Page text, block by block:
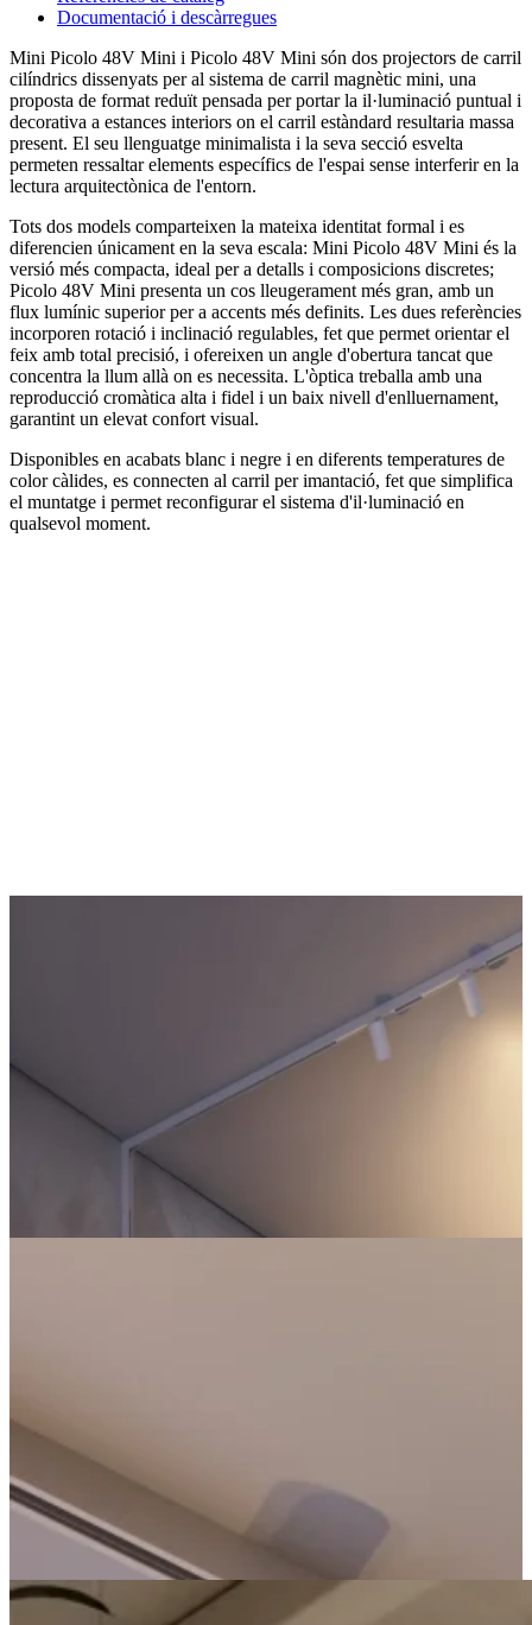
Documentació i descàrregues
Mini Picolo 48V Mini i Picolo 48V Mini són dos projectors de carril
cilíndrics dissenyats per al sistema de carril magnètic mini, una
proposta de format reduït pensada per portar la il·luminació puntual i
decorativa a estances interiors on el carril estàndard resultaria massa
present. El seu llenguatge minimalista i la seva secció esvelta
permeten ressaltar elements específics de l'espai sense interferir en la
lectura arquitectònica de l'entorn.
Tots dos models comparteixen la mateixa identitat formal i es
diferencien únicament en la seva escala: Mini Picolo 48V Mini és la
versió més compacta, ideal per a detalls i composicions discretes;
Picolo 48V Mini presenta un cos lleugerament més gran, amb un
flux lumínic superior per a accents més definits. Les dues referències
incorporen rotació i inclinació regulables, fet que permet orientar el
feix amb total precisió, i ofereixen un angle d'obertura tancat que
concentra la llum allà on es necessita. L'òptica treballa amb una
reproducció cromàtica alta i fidel i un baix nivell d'enlluernament,
garantint un elevat confort visual.
Disponibles en acabats blanc i negre i en diferents temperatures de
color càlides, es connecten al carril per imantació, fet que simplifica
el muntatge i permet reconfigurar el sistema d'il·luminació en
qualsevol moment.